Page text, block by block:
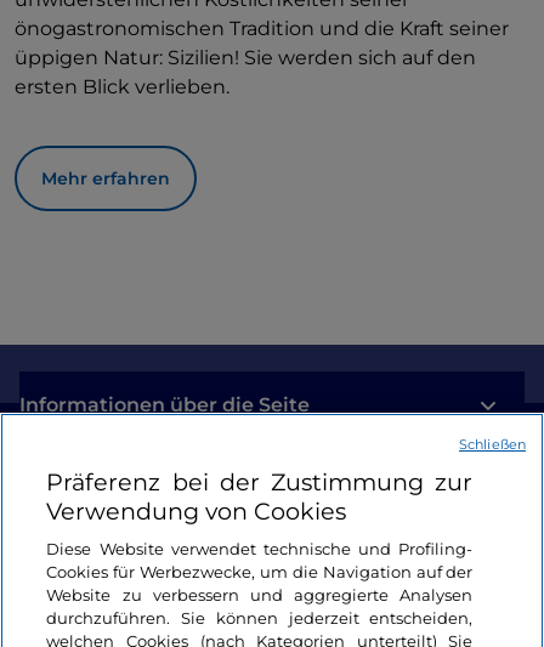
önogastronomischen Tradition und die Kraft seiner
üppigen Natur: Sizilien! Sie werden sich auf den
ersten Blick verlieben.
Mehr erfahren
Informationen über die Seite
Nützliche Links
Login
Bleiben wir in Kontakt
Präferenz bei der Zustimmung zur
Verwendung von Cookies
Diese Website verwendet technische und Profiling-
Cookies für Werbezwecke, um die Navigation auf der
Website zu verbessern und aggregierte Analysen
durchzuführen. Sie können jederzeit entscheiden,
welchen Cookies (nach Kategorien unterteilt) Sie
Schließen